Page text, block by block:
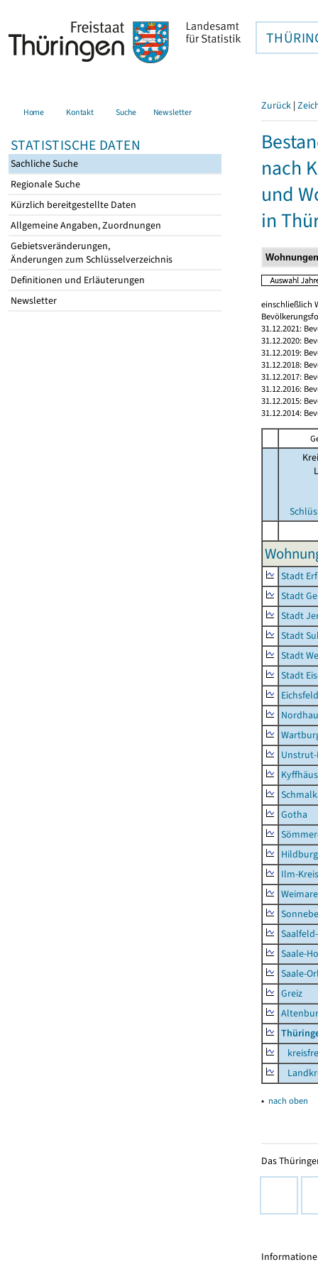
Home Kontakt Suche Newsletter
STATISTISCHE DATEN
Sachliche Suche
Regionale Suche
Kürzlich bereitgestellte Daten
Allgemeine Angaben, Zuordnungen
Gebietsveränderungen,
Änderungen zum Schlüsselverzeichnis
Definitionen und Erläuterungen
Newsletter
Zurück |
nach
und
in
einschließlich
31.12.2021:
31.12.2020:
31.12.2019:
31.12.2018:
31.12.2017:
31.12.2016:
31.12.2015:
31.12.2014:
Stadt
Stadt
Stadt
Stadt
Stadt
Stadt
Eichsfeld
Gotha
Ilm-Kreis
Saale-
Saale-
Greiz
▴ nach oben
Das